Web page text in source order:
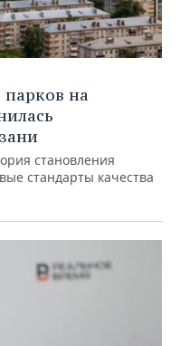
парков на
становления
стандарты качества